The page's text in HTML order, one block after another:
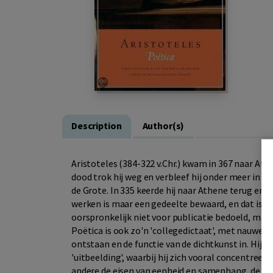
Description Author(s)
Aristoteles (384-322 v.Chr.) kwam in 367 naar
dood trok hij weg en verbleef hij onder meer in
de Grote. In 335 keerde hij naar Athene terug en
werken is maar een gedeelte bewaard, en dat is
oorspronkelijk niet voor publicatie bedoeld,
Poëtica is ook zo'n 'collegedictaat', met
ontstaan en de functie van de dichtkunst in. Hij
'uitbeelding', waarbij hij zich vooral concentreert
andere de eisen van eenheid en samenhang, de